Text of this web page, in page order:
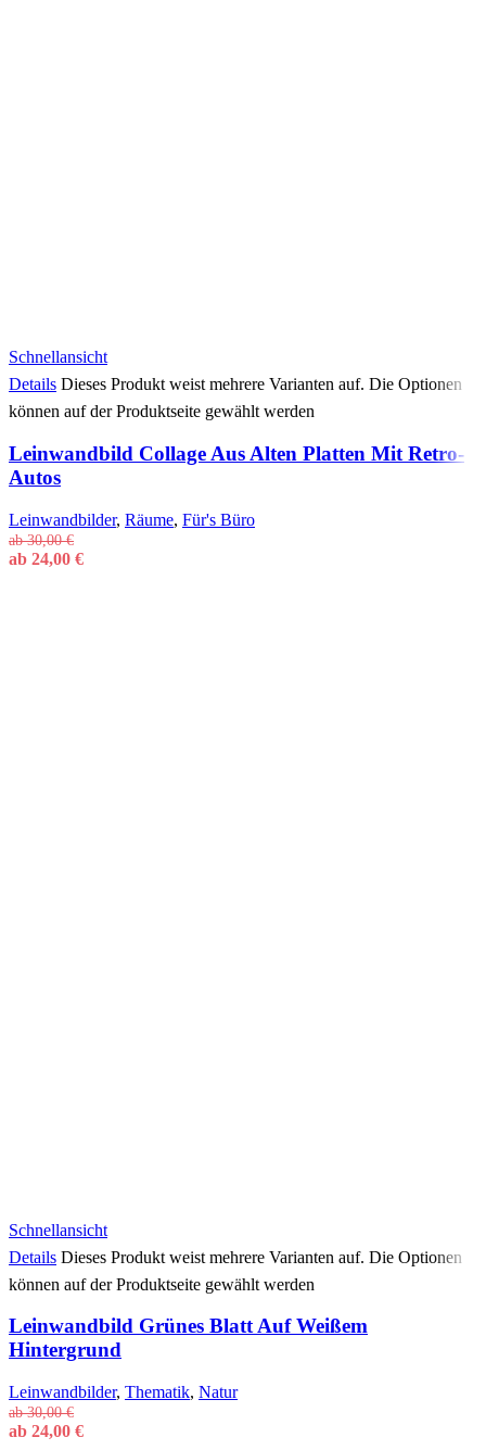
Schnellansicht
Details Dieses Produkt weist mehrere Varianten auf. Die Optionen
können auf der Produktseite gewählt werden
Leinwandbild Collage Aus Alten Platten Mit Retro-
Autos
Leinwandbilder, Räume, Für's Büro
ab30,00€
ab 24,00 €
Schnellansicht
Details Dieses Produkt weist mehrere Varianten auf. Die Optionen
können auf der Produktseite gewählt werden
Leinwandbild Grünes Blatt Auf Weißem
Hintergrund
Leinwandbilder, Thematik, Natur
ab30,00€
ab 24,00 €